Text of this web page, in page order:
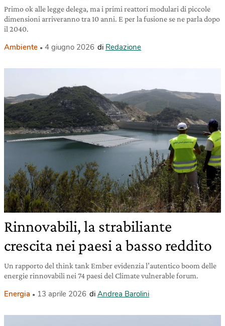
Primo ok alle legge delega, ma i primi reattori modulari di piccole
dimensioni arriveranno tra 10 anni. E per la fusione se ne parla dopo
il 2040.
Ambiente 4 giugno 2026 di Redazione
Rinnovabili, la strabiliante
crescita nei paesi a basso reddito
Un rapporto del think tank Ember evidenzia l’autentico boom delle
energie rinnovabili nei 74 paesi del Climate vulnerable forum.
Energia 13 aprile 2026 di Andrea Barolini